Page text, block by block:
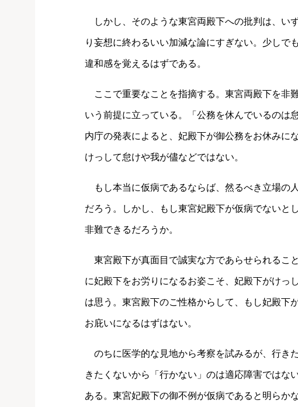
しかし、そのような東宮両殿下への批判は、い
り妄想に終わるいい加減な論にすぎない。少しで
違和感を覚えるはずである。
ここで重要なことを指摘する。東宮両殿下を非
いう前提に立っている。「公務を休んでいるのは
内庁の発表によると、妃殿下が御公務をお休みに
けっして怠けや我が儘などではない。
もし本当に仮病であるならば、然るべき立場の
だろう。しかし、もし東宮妃殿下が仮病でないと
非難できるだろうか。
東宮殿下が真面目で誠実な方であらせられるこ
に妃殿下をお労りになるお姿こそ、妃殿下がけっ
は思う。東宮殿下のご性格からして、もし妃殿下
お庇いになるはずはない。
のちに医学的な見地から考察を試みるが、行き
きたくないから「行かない」のは適応障害ではな
ある。東宮妃殿下の御不例が仮病であると明らか